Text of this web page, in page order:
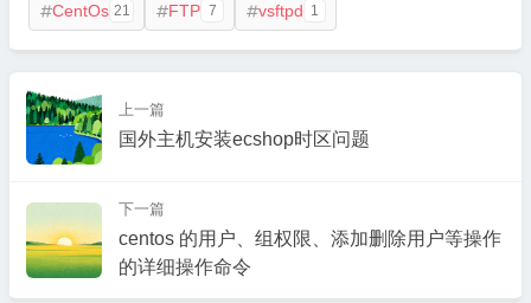
CentOs 21 FTP 7 vsftpd 1
上一篇
国外主机安装ecshop时区问题
下一篇
centos 的用户、组权限、添加删除用户等操作
的详细操作命令